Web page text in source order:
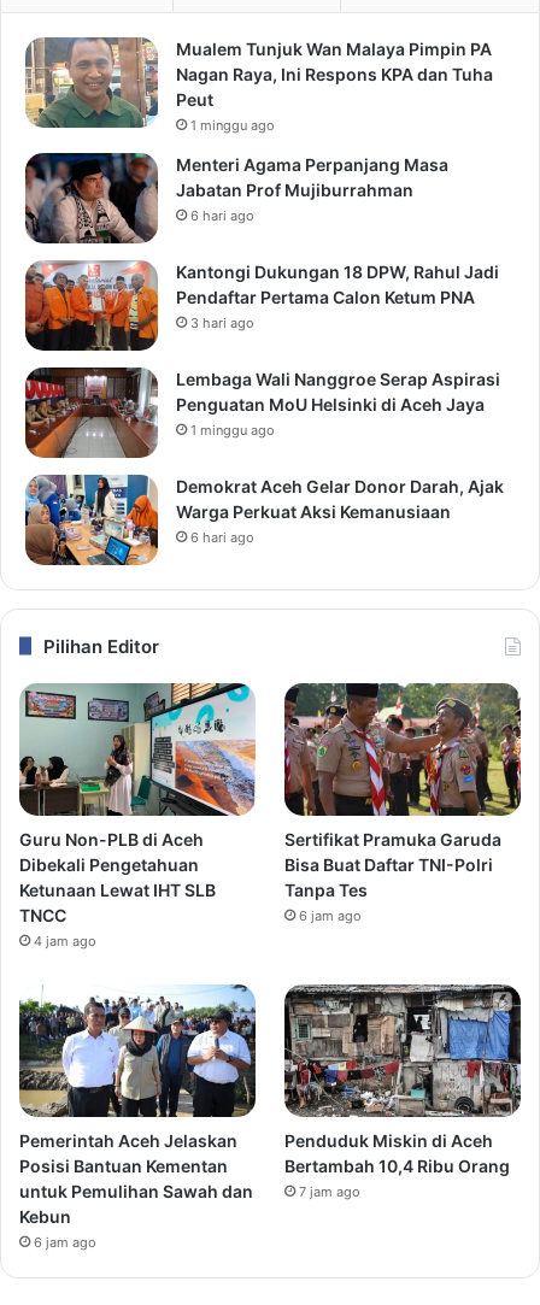
Mualem Tunjuk Wan Malaya Pimpin PA
Nagan Raya, Ini Respons KPA dan Tuha
Peut
1 minggu ago
Menteri Agama Perpanjang Masa
Jabatan Prof Mujiburrahman
6 hari ago
Kantongi Dukungan 18 DPW, Rahul Jadi
Pendaftar Pertama Calon Ketum PNA
3 hari ago
Lembaga Wali Nanggroe Serap Aspirasi
Penguatan MoU Helsinki di Aceh Jaya
1 minggu ago
Demokrat Aceh Gelar Donor Darah, Ajak
Warga Perkuat Aksi Kemanusiaan
6 hari ago
Pilihan Editor
Guru Non-PLB di Aceh
Dibekali Pengetahuan
Ketunaan Lewat IHT SLB
TNCC
4 jam ago
Sertifikat Pramuka Garuda
Bisa Buat Daftar TNI-Polri
Tanpa Tes
6 jam ago
Pemerintah Aceh Jelaskan
Posisi Bantuan Kementan
untuk Pemulihan Sawah dan
Kebun
6 jam ago
Penduduk Miskin di Aceh
Bertambah 10,4 Ribu Orang
7 jam ago